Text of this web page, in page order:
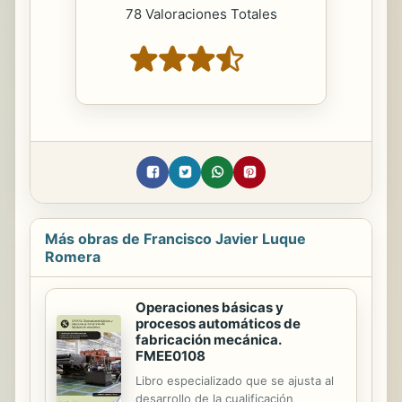
78 Valoraciones Totales
Más obras de Francisco Javier Luque
Romera
Operaciones básicas y
procesos automáticos de
fabricación mecánica.
FMEE0108
Libro especializado que se ajusta al
desarrollo de la cualificación